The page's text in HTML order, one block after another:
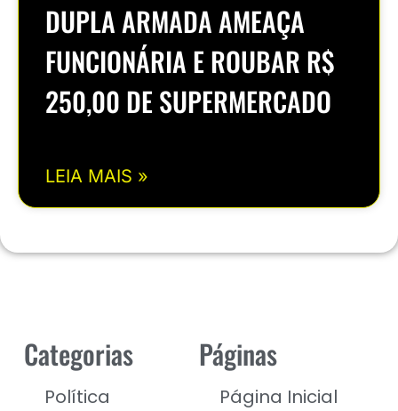
DUPLA ARMADA AMEAÇA
FUNCIONÁRIA E ROUBAR R$
250,00 DE SUPERMERCADO
LEIA MAIS »
Categorias
Política
Páginas
Página Inicial